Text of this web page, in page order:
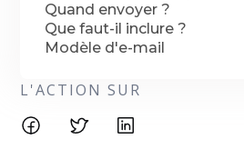
Quand envoyer ?
Que faut-il inclure ?
Modèle d'e-mail
L'ACTION SUR